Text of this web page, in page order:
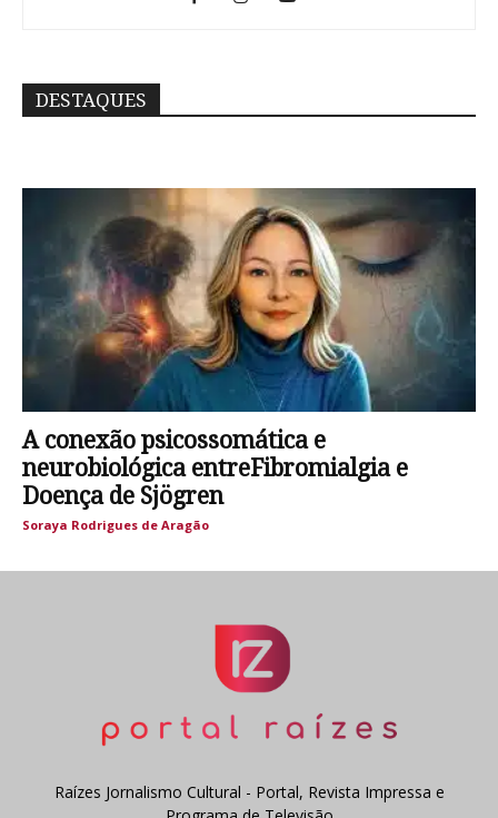
DESTAQUES
A conexão psicossomática e
neurobiológica entreFibromialgia e
Doença de Sjögren
Soraya Rodrigues de Aragão
Raízes Jornalismo Cultural - Portal, Revista Impressa e